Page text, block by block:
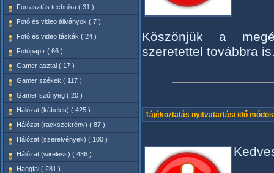
Forrasztás technika ( 31 )
Fotó és video állványok ( 7 )
Fotó és video táskák ( 24 )
Fotópapír ( 66 )
Gamer asztal ( 17 )
Gamer székek ( 117 )
Gamer szőnyeg ( 20 )
Hálózat (kábeles) ( 425 )
Hálózat (rackszekrény) ( 87 )
Hálózat (szerelvények) ( 100 )
Hálózat (wireless) ( 436 )
Hangfal ( 281 )
Köszönjük a
szeretettel továbbra
Tájékoztatás nyitvatartási idő